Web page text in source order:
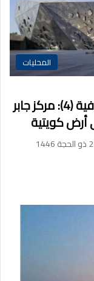
المحليات
مبادرة الوفاق| معالم الكويت الثقافية (4): مركز جابر
أرض كويتية
جريدة الوفاق – السنة الثانية (العدد 310) – الأحد 25 ذو الحجة 1446